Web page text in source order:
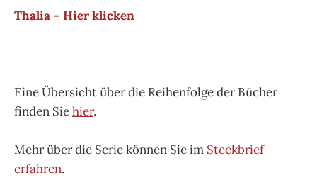
Thalia – Hier klicken
Eine Übersicht über die Reihenfolge der Bücher
finden Siehier.
Mehr über die Serie können Sie im Steckbrief
erfahren.